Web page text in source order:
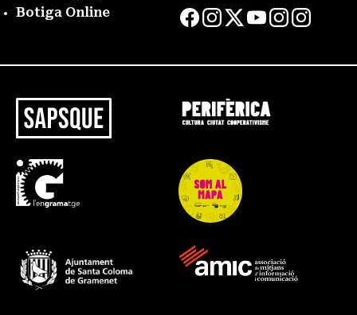
Botiga Online